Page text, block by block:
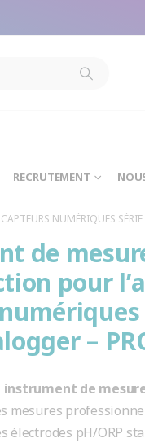
RECRUTEMENT
NUMÉRIQUES
de
pour
–
instrument de
mesures
électrodes pH/ORP